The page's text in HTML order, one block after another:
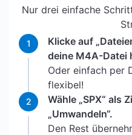
Nur drei einfache
1
Klicke auf
deine M4A-Datei
Oder einfach per
flexibel!
2
Wähle „SPX“ als
„Umwandeln“.
Den Rest